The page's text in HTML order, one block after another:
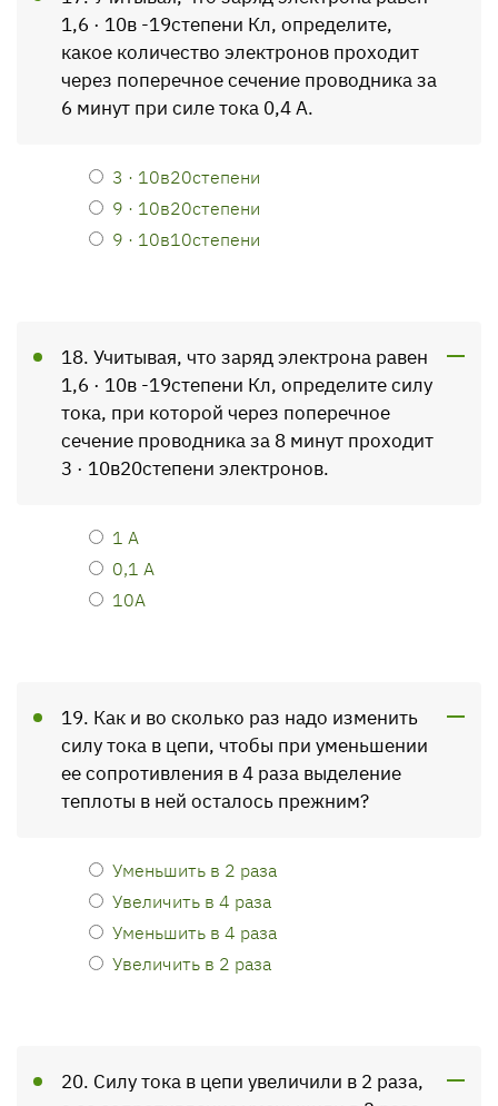
1,6 · 10в -19степени Кл, определите,
какое количество электронов проходит
через поперечное сечение проводника за
6 минут при силе тока 0,4 А.
3 · 10в20степени
9 · 10в20степени
9 · 10в10степени
18. Учитывая, что заряд электрона равен
1,6 · 10в -19степени Кл, определите силу
тока, при которой через поперечное
сечение проводника за 8 минут проходит
3 · 10в20степени элек­тронов.
1 А
0,1 А
10А
19. Как и во сколько раз надо изменить
силу тока в цепи, чтобы при уменьшении
ее сопротивления в 4 раза выделение
теплоты в ней осталось прежним?
Уменьшить в 2 раза
Увеличить в 4 раза
Уменьшить в 4 раза
Увеличить в 2 раза
20. Силу тока в цепи увеличили в 2 раза,